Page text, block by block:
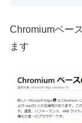
Chromiumベー
ます